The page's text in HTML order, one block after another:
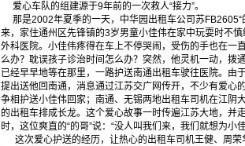
爱心车队的组建源于9年前的一次救人“接力”。
那是2002年夏季的一天，中华园出租车公司苏FB2605“
来，家住通州区先锋镇的3岁男童小佳伟在家中玩耍时不
外科医院。小佳伟疼得在车上不停哭闹，受伤的手也在一
么办？耽误孩子诊治时间怎么办？突然，他灵机一动，拨
已经早早地等在那里，一路护送南通出租车驶往医院。
提出送他回南通，消息通过江苏交广网传开，不少有爱心
争相护送小佳伟回家；南通、无锡两地出租车司机在江阴
的出租车排成长龙。这个爱心故事一时传遍江苏大地，并
时，这位爽直的“的哥”说：“没人叫我们来，我们就想为
这次爱心护送的经历，让热心的出租车司机王健、周荣